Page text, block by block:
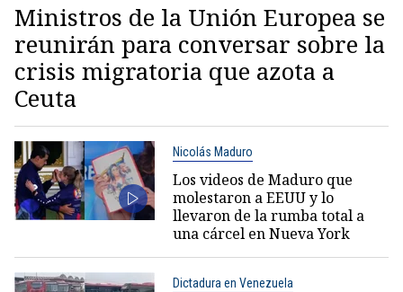
Ministros de la Unión Europea se
reunirán para conversar sobre la
crisis migratoria que azota a
Ceuta
Nicolás Maduro
Los videos de Maduro que
molestaron a EEUU y lo
llevaron de la rumba total a
una cárcel en Nueva York
Dictadura en Venezuela